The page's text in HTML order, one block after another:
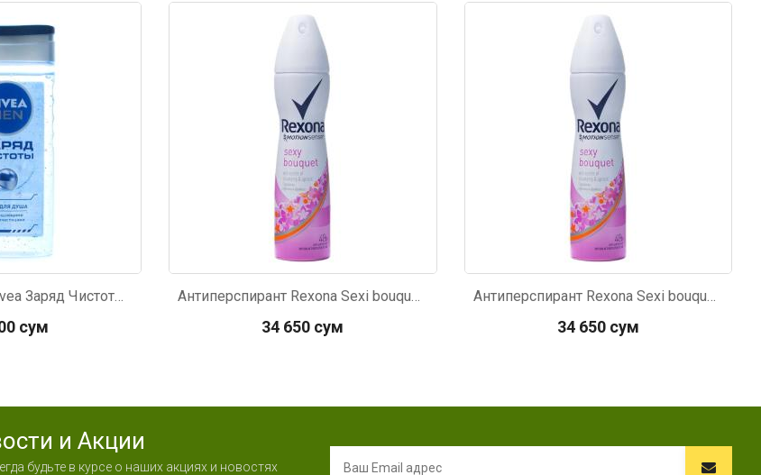
Гель для душа Nivea Заряд Чистоты мужской 250мл
сум
Антиперспирант Rexona Sexi bouquet женский 150мл
34 650 сум
Антиперспирант Rexona Sexi bouquet женский 150мл
34 650 сум
и Акции
будьте в курсе о наших акциях и новостях